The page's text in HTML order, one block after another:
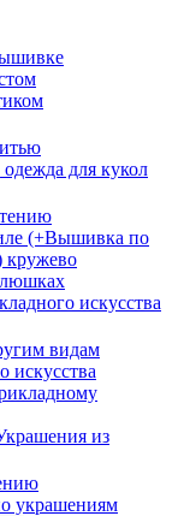
для кукол
(+Вышивка по
кружево
искусства
видам
искусства
из
украшениям